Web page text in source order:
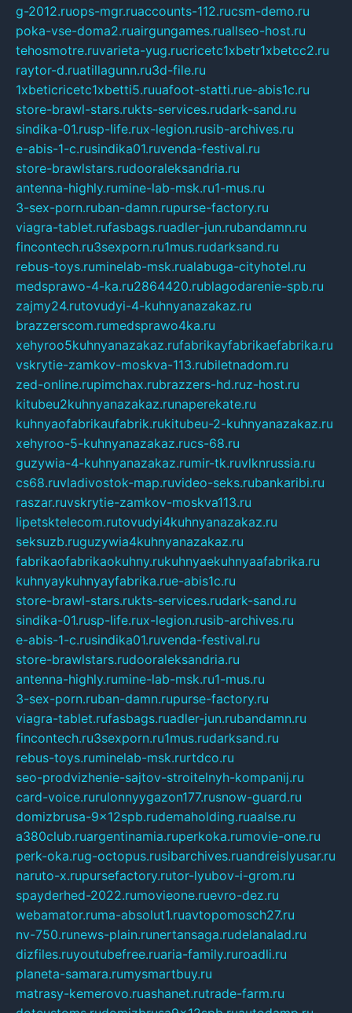
g-2012.ruops-mgr.ruaccounts-112.rucsm-demo.ru
poka-vse-doma2.ruairgungames.ruallseo-host.ru
tehosmotre.ruvarieta-yug.rucricetc1xbetr1xbetcc2.ru
raytor-d.ruatillagunn.ru3d-file.ru
1xbeticricetc1xbetti5.ruuafoot-statti.rue-abis1c.ru
store-brawl-stars.rukts-services.rudark-sand.ru
sindika-01.rusp-life.rux-legion.rusib-archives.ru
e-abis-1-c.rusindika01.ruvenda-festival.ru
store-brawlstars.rudooraleksandria.ru
antenna-highly.rumine-lab-msk.ru1-mus.ru
3-sex-porn.ruban-damn.rupurse-factory.ru
viagra-tablet.rufasbags.ruadler-jun.rubandamn.ru
fincontech.ru3sexporn.ru1mus.rudarksand.ru
rebus-toys.ruminelab-msk.rualabuga-cityhotel.ru
medsprawo-4-ka.ru2864420.rublagodarenie-spb.ru
zajmy24.rutovudyi-4-kuhnyanazakaz.ru
brazzerscom.rumedsprawo4ka.ru
xehyroo5kuhnyanazakaz.rufabrikayfabrikaefabrika.ru
vskrytie-zamkov-moskva-113.rubiletnadom.ru
zed-online.rupimchax.rubrazzers-hd.ruz-host.ru
kitubeu2kuhnyanazakaz.runaperekate.ru
kuhnyaofabrikaufabrik.rukitubeu-2-kuhnyanazakaz.ru
xehyroo-5-kuhnyanazakaz.rucs-68.ru
guzywia-4-kuhnyanazakaz.rumir-tk.ruvlknrussia.ru
cs68.ruvladivostok-map.ruvideo-seks.rubankaribi.ru
raszar.ruvskrytie-zamkov-moskva113.ru
lipetsktelecom.rutovudyi4kuhnyanazakaz.ru
seksuzb.ruguzywia4kuhnyanazakaz.ru
fabrikaofabrikaokuhny.rukuhnyaekuhnyaafabrika.ru
kuhnyaykuhnyayfabrika.rue-abis1c.ru
store-brawl-stars.rukts-services.rudark-sand.ru
sindika-01.rusp-life.rux-legion.rusib-archives.ru
e-abis-1-c.rusindika01.ruvenda-festival.ru
store-brawlstars.rudooraleksandria.ru
antenna-highly.rumine-lab-msk.ru1-mus.ru
3-sex-porn.ruban-damn.rupurse-factory.ru
viagra-tablet.rufasbags.ruadler-jun.rubandamn.ru
fincontech.ru3sexporn.ru1mus.rudarksand.ru
rebus-toys.ruminelab-msk.rurtdco.ru
seo-prodvizhenie-sajtov-stroitelnyh-kompanij.ru
card-voice.rurulonnyygazon177.rusnow-guard.ru
domizbrusa-9x12spb.rudemaholding.ruaalse.ru
a380club.ruargentinamia.ruperkoka.rumovie-one.ru
perk-oka.rug-octopus.rusibarchives.ruandreislyusar.ru
naruto-x.rupursefactory.rutor-lyubov-i-grom.ru
spayderhed-2022.rumovieone.ruevro-dez.ru
webamator.ruma-absolut1.ruavtopomosch27.ru
nv-750.runews-plain.runertansaga.rudelanalad.ru
dizfiles.ruyoutubefree.ruaria-family.ruroadli.ru
planeta-samara.rumysmartbuy.ru
matrasy-kemerovo.ruashanet.rutrade-farm.ru